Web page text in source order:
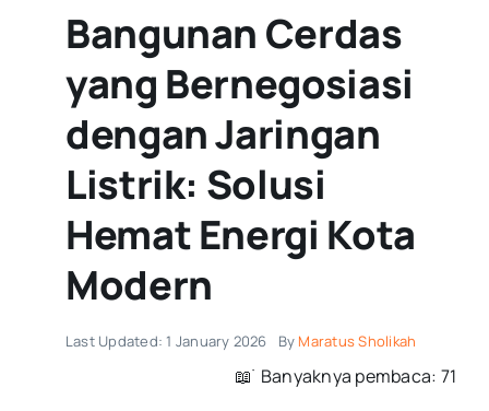
Bangunan Cerdas
yang Bernegosiasi
dengan Jaringan
Listrik: Solusi
Hemat Energi Kota
Modern
Last Updated: 1 January 2026 By Maratus Sholikah
📖 ࣪ Banyaknya pembaca: 71